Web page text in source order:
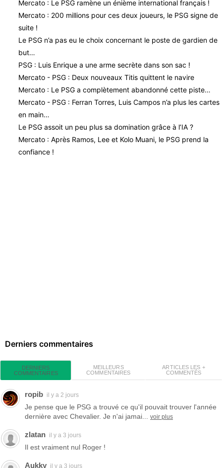
Mercato : Le PSG ramène un énième international français !
Mercato : 200 millions pour ces deux joueurs, le PSG signe de
suite !
Le PSG n’a pas eu le choix concernant le poste de gardien de
but…
PSG : Luis Enrique a une arme secrète dans son sac !
Mercato - PSG : Deux nouveaux Titis quittent le navire
Mercato : Le PSG a complètement abandonné cette piste…
Mercato - PSG : Ferran Torres, Luis Campos n’a plus les cartes
en main…
Le PSG assoit un peu plus sa domination grâce à l’IA ?
Mercato : Après Ramos, Lee et Kolo Muani, le PSG prend la
confiance !
Derniers commentaires
DERNIERS
COMMENTAIRES
MEILLEURS
COMMENTAIRES
ARTICLES LES +
COMMENTÉS
ropib il y a 2 jours
Je pense que le PSG a trouvé ce qu'il pouvait trouver l'année
dernière avec Chevalier. Je n'ai jamai...
voir plus
zlatan il y a 3 jours
Il est vraiment nul Roger !
Aukky il y a 3 jours